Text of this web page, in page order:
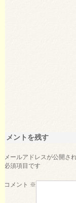
メントを残す
メールアドレスが公開さ
必須項目です
コメント ※